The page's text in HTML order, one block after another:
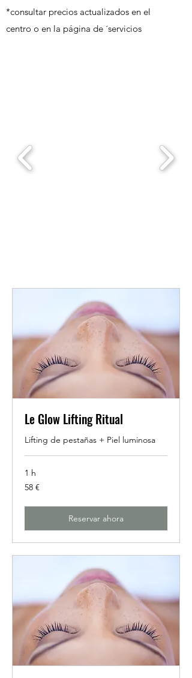
*consultar precios actualizados en el
centro o en la página de ´servicios
Le Glow Lifting Ritual
Lifting de pestañas + Piel luminosa
1 h
58
euros
58 €
Reservar ahora